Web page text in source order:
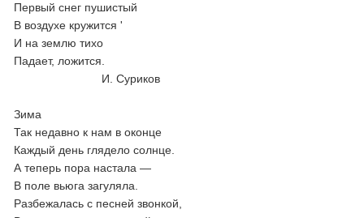
Первый снег пушистый
В воздухе кружится '
И на землю тихо
Падает, ложится.
И. Суриков
Зима
Так недавно к нам в оконце
Каждый день глядело солнце.
А теперь пора настала —
В поле вьюга загуляла.
Разбежалась с песней звонкой,